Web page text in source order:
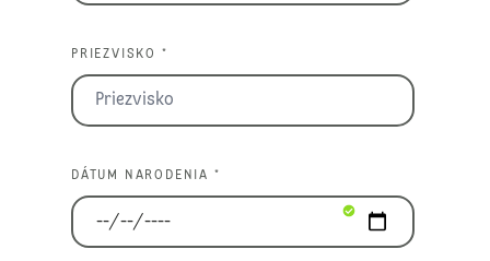
PRIEZVISKO *
DÁTUM NARODENIA *